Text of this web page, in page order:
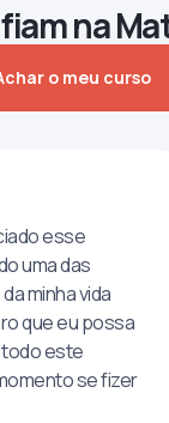
na
o meu curso
esse
uma das
minha vida
que eu possa
este
se fizer